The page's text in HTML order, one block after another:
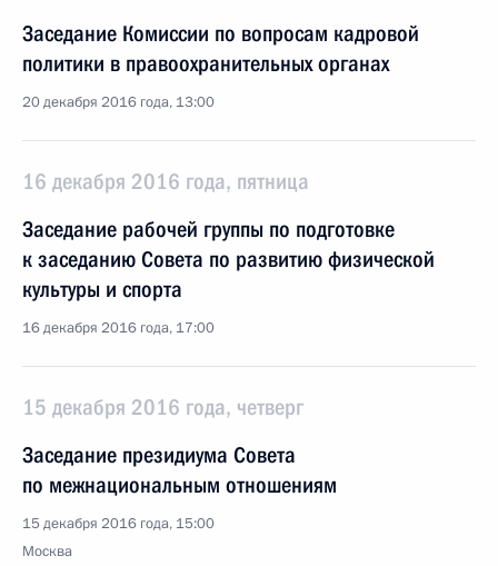
Заседание Комиссии по вопросам кадровой
политики в правоохранительных органах
20 декабря 2016 года, 13:00
16 декабря 2016 года, пятница
Заседание рабочей группы по подготовке
к заседанию Совета по развитию физической
культуры и спорта
16 декабря 2016 года, 17:00
15 декабря 2016 года, четверг
Заседание президиума Совета
по межнациональным отношениям
15 декабря 2016 года, 15:00
Москва